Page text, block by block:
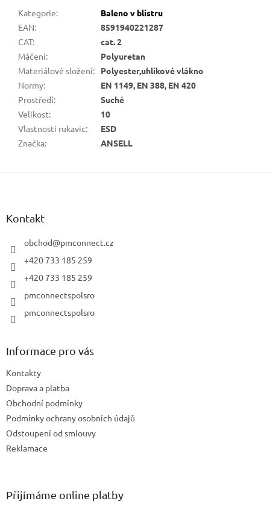
Kategorie:
Baleno v blistru
EAN:
8591940221287
CAT:
cat. 2
Máčení:
Polyuretan
Materiálové složení:
Polyester,uhlíkové vlákno
Normy:
EN 1149, EN 388, EN 420
Prostředí:
Suché
Velikost:
10
Vlastnosti rukavic:
ESD
Značka: ANSELL
Z
Kontakt
obchod@pmconnect.cz
+420 733 185 259
+420 733 185 259
pmconnectspolsro
pmconnectspolsro
Informace pro vás
Kontakty
Doprava a platba
Obchodní podmínky
Podmínky ochrany osobních údajů
Odstoupení od smlouvy
Reklamace
Přijímáme online platby